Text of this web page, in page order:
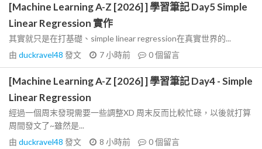
[Machine Learning A-Z [2026] ] 學習筆記 Day5 Simple
Linear Regression 實作
其實就只是在打基礎、simple linear regression在真實世界的...
由 duckravel48 發文 7 小時前 0個留言
[Machine Learning A-Z [2026] ] 學習筆記 Day4 - Simple
Linear Regression
經過一個周末發現需要一些調整XD 周末反而比較忙碌，以後就打算
周間發文了~雖然是...
由 duckravel48 發文 8 小時前 0個留言